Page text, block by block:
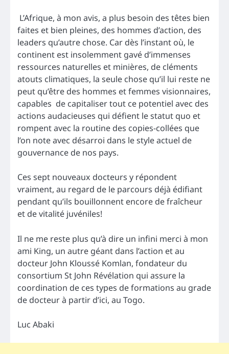
L’Afrique, à mon avis, a plus besoin des têtes bien
faites et bien pleines, des hommes d’action, des
leaders qu’autre chose. Car dès l’instant où, le
continent est insolemment gavé d’immenses
ressources naturelles et minières, de cléments
atouts climatiques, la seule chose qu’il lui reste ne
peut qu’être des hommes et femmes visionnaires,
capables de capitaliser tout ce potentiel avec des
actions audacieuses qui défient le statut quo et
rompent avec la routine des copies-collées que
l’on note avec désarroi dans le style actuel de
gouvernance de nos pays.
Ces sept nouveaux docteurs y répondent
vraiment, au regard de le parcours déjà édifiant
pendant qu’ils bouillonnent encore de fraîcheur
et de vitalité juvéniles!
Il ne me reste plus qu’à dire un infini merci à mon
ami King, un autre géant dans l’action et au
docteur John Kloussé Komlan, fondateur du
consortium St John Révélation qui assure la
coordination de ces types de formations au grade
de docteur à partir d’ici, au Togo.
Luc Abaki